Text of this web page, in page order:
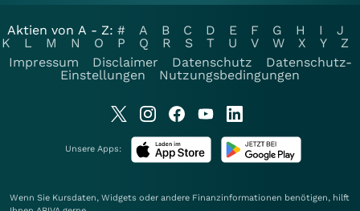
Aktien von A - Z: # A B C D E F G H I
J
K
L M N O P Q R S T U V W X Y
Z
Impressum
Disclaimer Datenschutz
Datenschutz-
Einstellungen
Nutzungsbedingungen
Unsere Apps:
Wenn Sie Kursdaten, Widgets oder andere Finanzinformationen benötigen, hilft